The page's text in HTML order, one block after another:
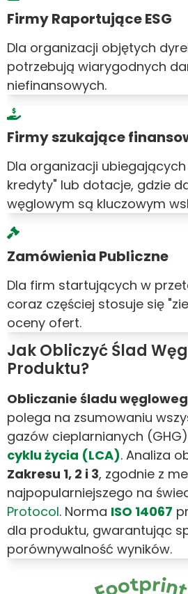
Firmy Raportujące ESG
Dla organizacji objętych
potrzebują wiarygodnych
niefinansowych.
Firmy szukające
Dla organizacji
kredyty" lub dotacje, gdzie
węglowym są kluczowym
Zamówienia Publiczne
Dla firm startujących w
coraz częściej stosuje się
oceny ofert.
Jak Obliczyć Ślad
Produktu?
Obliczanie śladu
polega na zsumowaniu
gazów cieplarnianych
cyklu życia (LCA). Analiza
Zakresu 1, 2 i 3, zgodnie z
najpopularniejszego na
Protocol. Norma ISO 14067
dla produktu, gwarantując
porównywalność wyników.